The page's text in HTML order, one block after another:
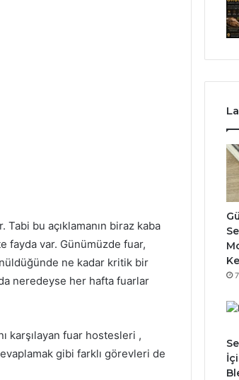
bu açıklamanın biraz kaba
fayda var. Günümüzde fuar,
ne kadar kritik bir
neredeyse her hafta fuarlar
karşılayan fuar hostesleri ,
gibi farklı görevleri de